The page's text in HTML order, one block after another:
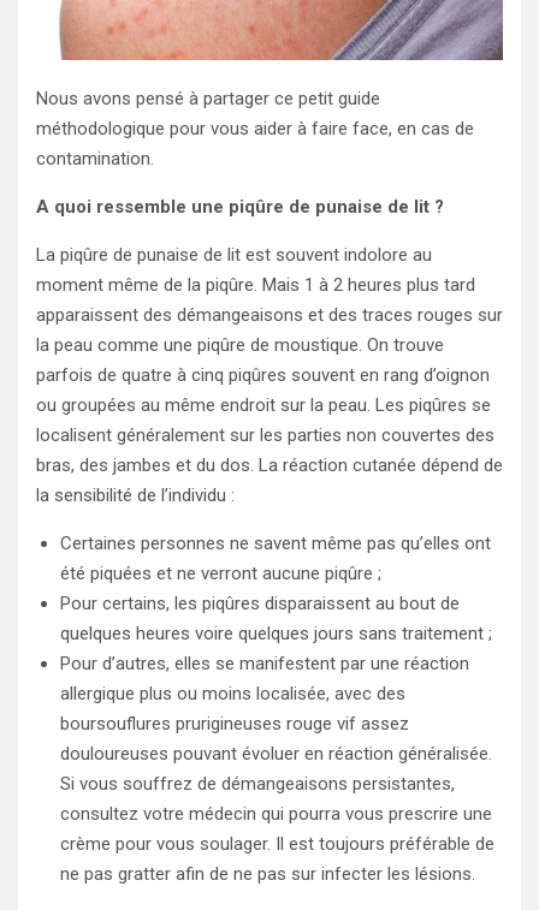
Nous avons pensé à partager ce petit guide
méthodologique pour vous aider à faire face, en cas de
contamination.
A quoi ressemble une piqûre de punaise de lit ?
La piqûre de punaise de lit est souvent indolore au
moment même de la piqûre. Mais 1 à 2 heures plus tard
apparaissent des démangeaisons et des traces rouges sur
la peau comme une piqûre de moustique. On trouve
parfois de quatre à cinq piqûres souvent en rang d’oignon
ou groupées au même endroit sur la peau. Les piqûres se
localisent généralement sur les parties non couvertes des
bras, des jambes et du dos. La réaction cutanée dépend de
la sensibilité de l’individu :
Certaines personnes ne savent même pas qu’elles ont
été piquées et ne verront aucune piqûre ;
Pour certains, les piqûres disparaissent au bout de
quelques heures voire quelques jours sans traitement ;
Pour d’autres, elles se manifestent par une réaction
allergique plus ou moins localisée, avec des
boursouflures prurigineuses rouge vif assez
douloureuses pouvant évoluer en réaction généralisée.
Si vous souffrez de démangeaisons persistantes,
consultez votre médecin qui pourra vous prescrire une
crème pour vous soulager. Il est toujours préférable de
ne pas gratter afin de ne pas sur infecter les lésions.